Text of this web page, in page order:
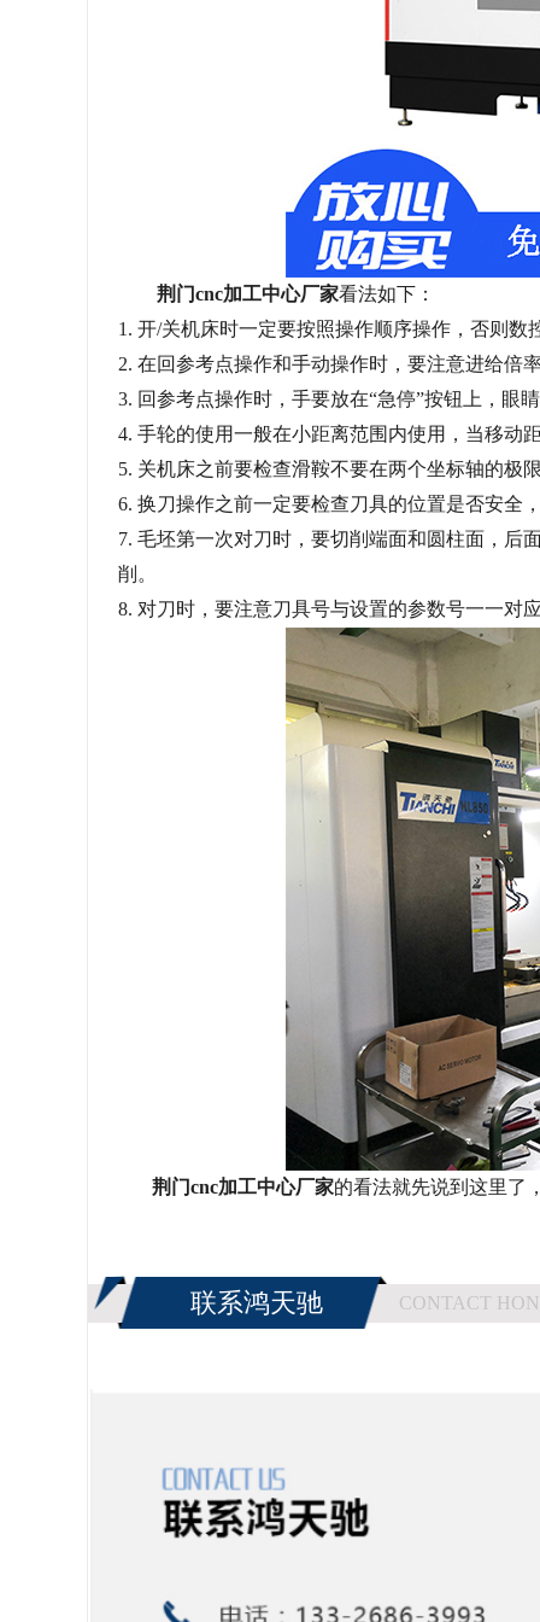
荆门cnc加工中心厂家看法如下：
1. 开/关机床时一定要按照操作顺序操作，否则数
2. 在回参考点操作和手动操作时，要注意进给倍
3. 回参考点操作时，手要放在“急停”按钮上，眼
4. 手轮的使用一般在小距离范围内使用，当移动
5. 关机床之前要检查滑鞍不要在两个坐标轴的极
6. 换刀操作之前一定要检查刀具的位置是否安全
7. 毛坯第一次对刀时，要切削端面和圆柱面，后
削。
8. 对刀时，要注意刀具号与设置的参数号一一对
荆门cnc加工中心厂家的看法就先说到这里了
联系鸿天驰 CONTACT